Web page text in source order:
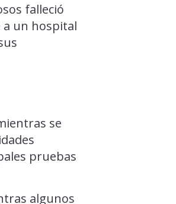
falleció
a un hospital
se
pruebas
algunos